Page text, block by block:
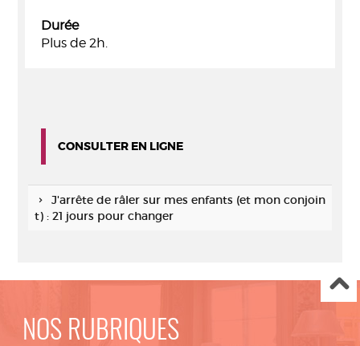
Durée
Plus de 2h.
CONSULTER EN LIGNE
J'arrête de râler sur mes enfants (et mon conjoin
t) : 21 jours pour changer
NOS RUBRIQUES